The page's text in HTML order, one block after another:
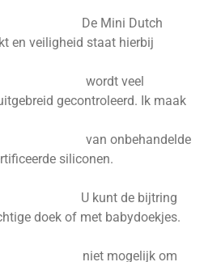
De Mini Dutch
en veiligheid staat hierbij
veel
gecontroleerd. Ik maak
siliconen.
kunt de bijtring
doek of met babydoekjes.
om